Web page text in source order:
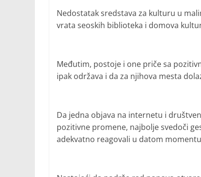
Nedostatak sredstava za kulturu u
vrata seoskih biblioteka i domova
Međutim, postoje i one priče sa
ipak održava i da za njihova mesta
Da jedna objava na internetu i
pozitivne promene, najbolje svedoči
adekvatno reagovali u datom